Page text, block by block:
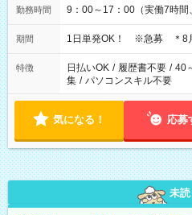
勤務時間 9：00～17：00（実働7時
期間 1日単発OK！ ※急募 ＊8
特徴 日払いOK / 履歴書不要 / 40
集 / パソコンスキル不要
気になる！ 応募
未読